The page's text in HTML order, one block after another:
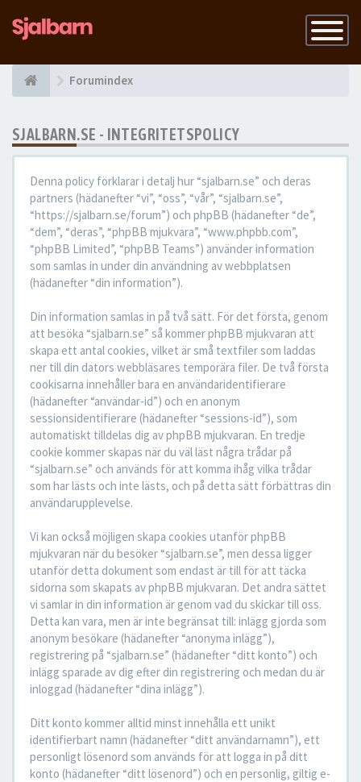
Slå
på
Forumindex
SJALBARN.SE - INTEGRITETSPOLICY
Denna policy förklarar i detalj hur “sjalbarn.se” och deras
partners (hädanefter “vi”, “oss”, “vår”, “sjalbarn.se”,
“https://sjalbarn.se/forum”) och phpBB (hädanefter “de”,
“dem”, “deras”, “phpBB mjukvara”, “www.phpbb.com”,
“phpBB Limited”, “phpBB Teams”) använder information
som samlas in under din användning av webbplatsen
(hädanefter “din information”).
Din information samlas in på två sätt. För det första, genom
att besöka “sjalbarn.se” så kommer phpBB mjukvaran att
skapa ett antal cookies, vilket är små textfiler som laddas
ner till din dators webbläsares temporära filer. De två första
cookisarna innehåller bara en användaridentifierare
(hädanefter “användar-id”) och en anonym
sessionsidentifierare (hädanefter “sessions-id”), som
automatiskt tilldelas dig av phpBB mjukvaran. En tredje
cookie kommer skapas när du väl läst några trådar på
“sjalbarn.se” och används för att komma ihåg vilka trådar
som har lästs och inte lästs, och på detta sätt förbättras din
användarupplevelse.
Vi kan också möjligen skapa cookies utanför phpBB
mjukvaran när du besöker “sjalbarn.se”, men dessa ligger
utanför detta dokument som endast är till för att täcka
sidorna som skapats av phpBB mjukvaran. Det andra sättet
vi samlar in din information är genom vad du skickar till oss.
Detta kan vara, men är inte begränsat till: inlägg gjorda som
anonym besökare (hädanefter “anonyma inlägg”),
registrering på “sjalbarn.se” (hädanefter “ditt konto”) och
inlägg sparade av dig efter din registrering och medan du är
inloggad (hädanefter “dina inlägg”).
Ditt konto kommer alltid minst innehålla ett unikt
identifierbart namn (hädanefter “ditt användarnamn”), ett
personligt lösenord som används för att logga in på ditt
konto (hädanefter “ditt lösenord”) och en personlig, giltig e-